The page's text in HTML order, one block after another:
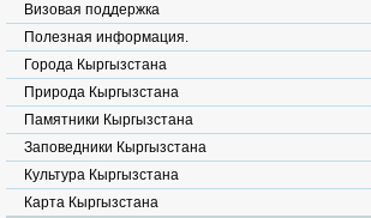
Визовая поддержка
Полезная информация.
Города Кыргызстана
Природа Кыргызстана
Памятники Кыргызстана
Заповедники Кыргызстана
Культура Кыргызстана
Карта Кыргызстана